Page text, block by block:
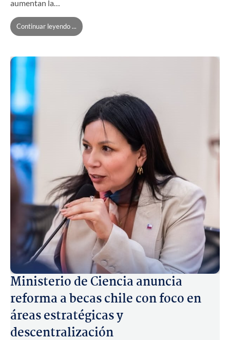
aumentan la…
Continuar leyendo ...
Ministerio de Ciencia anuncia
reforma a becas chile con foco en
áreas estratégicas y
descentralización